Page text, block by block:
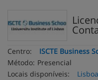
Centro:
ISCTE Business
Método: Presencial
Locais disponíveis: